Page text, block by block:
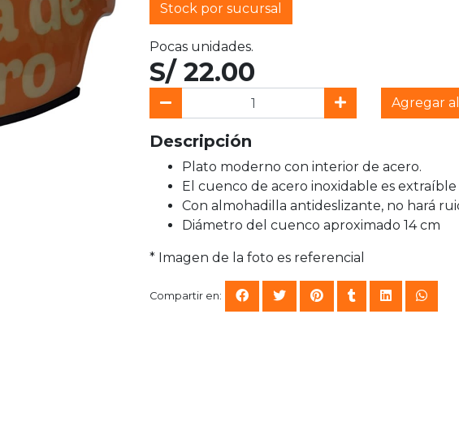
Stock por sucursal
Pocas unidades.
S/ 22.00
Agregar
Descripción
Plato moderno con interior de acero.
El cuenco de acero inoxidable es
Con almohadilla antideslizante, no hará
Diámetro del cuenco aproximado 14 cm
* Imagen de la foto es referencial
Compartir en: